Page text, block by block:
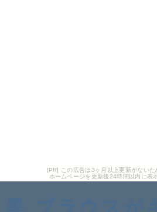
[PR] この広告は3ヶ月以上更新がないた
ホームページを更新後24時間以内に表